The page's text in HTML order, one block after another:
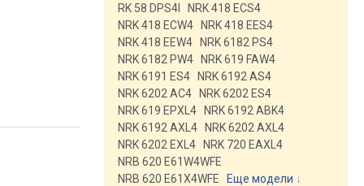
RK 58 DPS4I
NRK 418 ECS4
NRK 418 ECW4
NRK 418 EES4
NRK 418 EEW4
NRK 6182 PS4
NRK 6182 PW4
NRK 619 FAW4
NRK 6191 ES4
NRK 6192 AS4
NRK 6202 AC4
NRK 6202 ES4
NRK 619 EPXL4
NRK 6192 ABK4
NRK 6192 AXL4
NRK 6202 AXL4
NRK 6202 EXL4
NRK 720 EAXL4
NRB 620 E61W4WFE
NRB 620 E61X4WFE
Еще модели ↓